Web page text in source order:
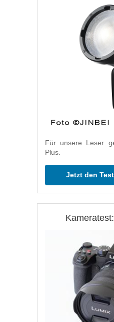
Für unsere Leser
Plus.
Jetzt den